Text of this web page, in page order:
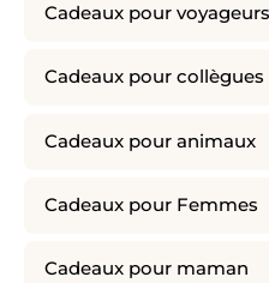
Cadeaux pour voyageurs
Cadeaux pour collègues
Cadeaux pour animaux
Cadeaux pour Femmes
Cadeaux pour maman